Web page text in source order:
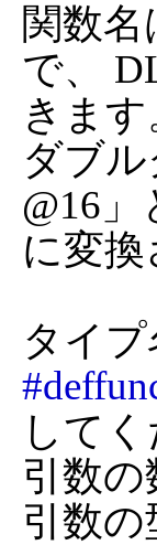
関数
で、
きます
ダブ
@16
に変換
してく
引数
引数